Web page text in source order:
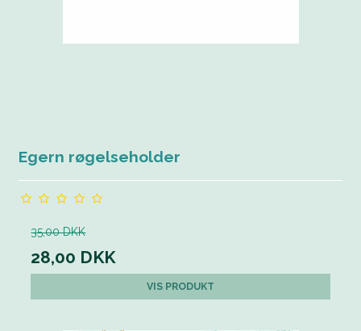
Egern røgelseholder
35,00 DKK
28,00 DKK
VIS PRODUKT